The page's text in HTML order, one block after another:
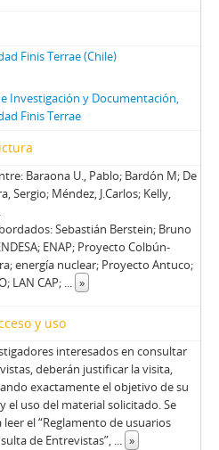
de Dios
Onofre
Vladimir
Onofre
Onofre
Onofre
Onofre
Francisco
Jorge
Jorge
Jorge
Finis Terrae (Chile)
Investigación y Documentación,
Finis Terrae
Baraona U., Pablo; Bardón M; De
Sergio; Méndez, J.Carlos; Kelly,
Sebastián Berstein; Bruno
ENAP; Proyecto Colbún-
energía nuclear; Proyecto Antuco;
LAN CAP; ... »
y uso
interesados en consultar
deberán justificar la visita,
exactamente el objetivo de su
el uso del material solicitado. Se
leer el “Reglamento de usuarios
de Entrevistas”, ... »